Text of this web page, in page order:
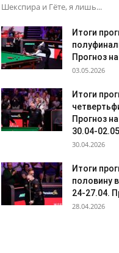
Шекспира и Гёте, я лишь...
Итоги
Прогноз
03.05.2026
Итоги
Прогноз
30.04-
30.04.2026
Итоги
половину
24-27.04.
28.04.2026